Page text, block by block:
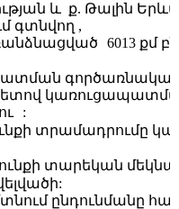
և ք. Թալին
գտնվող ,
6013 քմ
:
տրամադրումը
տարեկան
:
ընդունմանը